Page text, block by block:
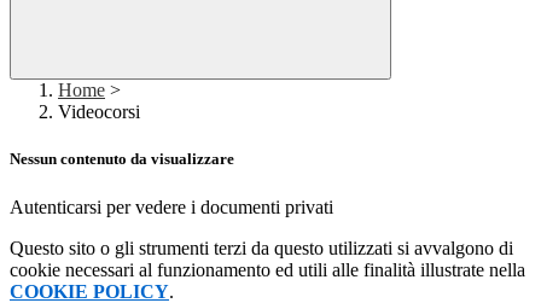
Home >
Videocorsi
Nessun contenuto da visualizzare
Autenticarsi per vedere i documenti privati
Questo sito o gli strumenti terzi da questo utilizzati si avvalgono di
cookie necessari al funzionamento ed utili alle finalità illustrate nella
COOKIE POLICY.